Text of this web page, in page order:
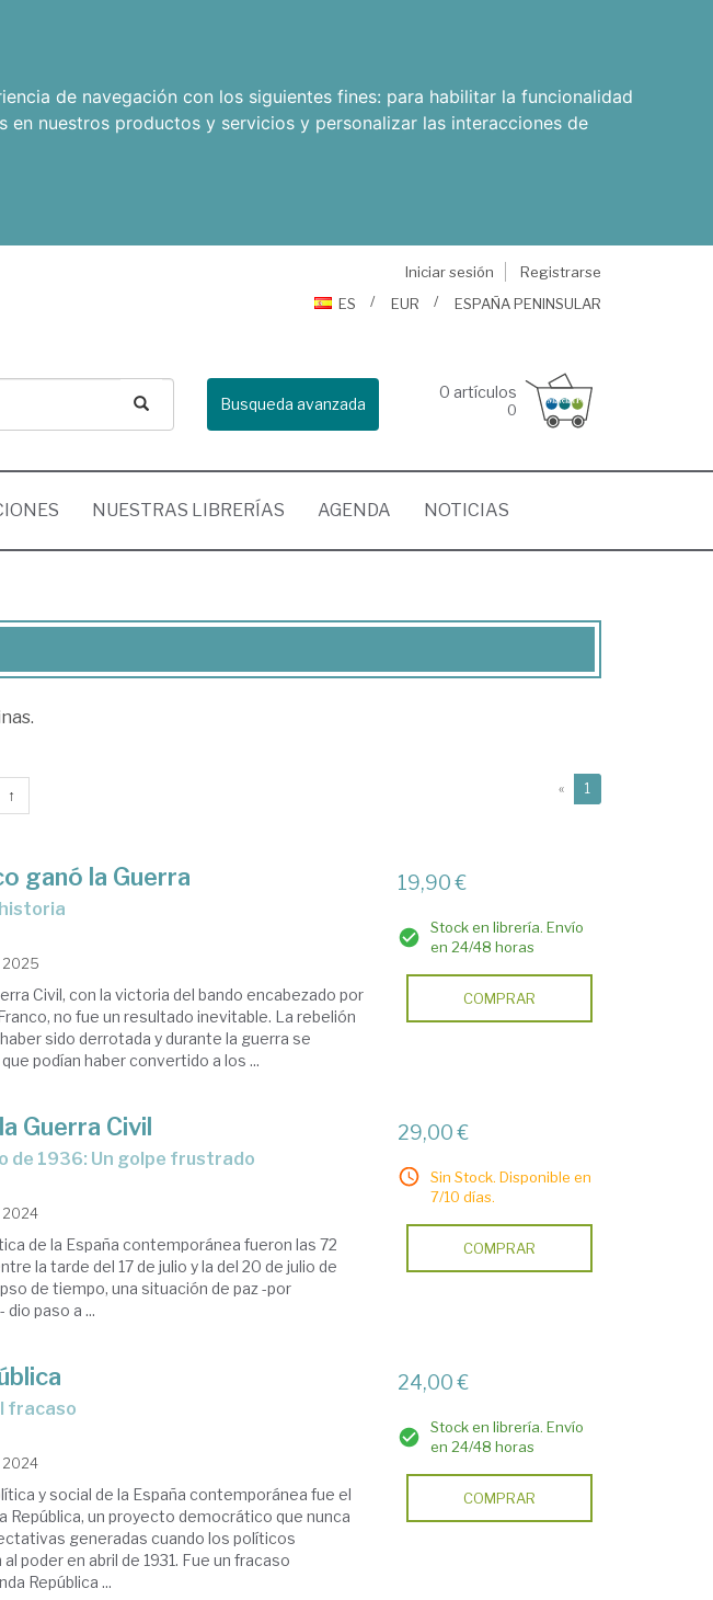
de navegación con los siguientes fines: para habilitar la funcionalidad
en nuestros productos y servicios y personalizar las interacciones de
Iniciar sesión
Registrarse
ES
EUR ESPAÑA PENINSULAR
Busqueda avanzada
0 artículos
0
NUESTRAS LIBRERÍAS AGENDA NOTICIAS
↑ « 1
ganó la Guerra
2025
Civil, con la victoria del bando encabezado por
no fue un resultado inevitable. La rebelión
sido derrotada y durante la guerra se
podían haber convertido a los ...
19,90 €
Stock en librería. Envío
en 24/48 horas
COMPRAR
Guerra Civil
de 1936: Un golpe frustrado
2024
de la España contemporánea fueron las 72
la tarde del 17 de julio y la del 20 de julio de
de tiempo, una situación de paz -por
paso a ...
29,00 €
Sin Stock. Disponible en
7/10 días.
COMPRAR
fracaso
2024
y social de la España contemporánea fue el
República, un proyecto democrático que nunca
generadas cuando los políticos
poder en abril de 1931. Fue un fracaso
República ...
24,00 €
Stock en librería. Envío
en 24/48 horas
COMPRAR